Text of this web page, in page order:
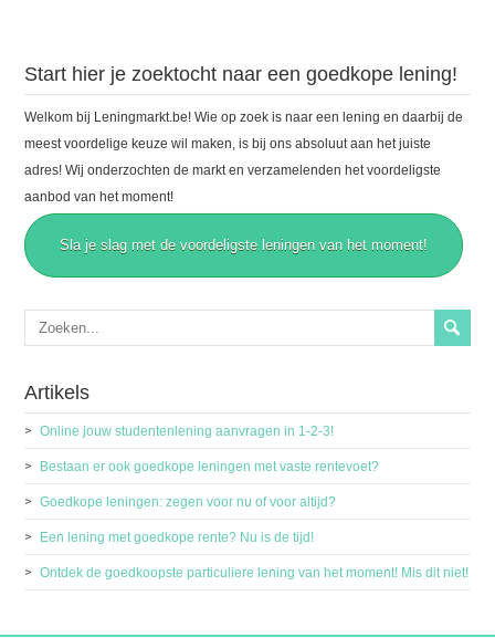
Start hier je zoektocht naar een goedkope lening!
Welkom bij Leningmarkt.be! Wie op zoek is naar een lening en daarbij de
meest voordelige keuze wil maken, is bij ons absoluut aan het juiste
adres! Wij onderzochten de markt en verzamelenden het voordeligste
aanbod van het moment!
Sla je slag met de voordeligste leningen van het moment!
Artikels
Online jouw studentenlening aanvragen in 1-2-3!
Bestaan er ook goedkope leningen met vaste rentevoet?
Goedkope leningen: zegen voor nu of voor altijd?
Een lening met goedkope rente? Nu is de tijd!
Ontdek de goedkoopste particuliere lening van het moment! Mis dit niet!